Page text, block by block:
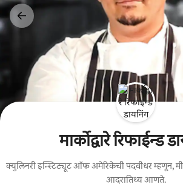
कंटेंटवर
जा
मार्कोद्वारे रिफाईन्ड
क्युलिनरी इन्स्टिट्यूट ऑफ अमेरिकेची पदवीधर म्हणून,
आदरातिथ्य आणते.